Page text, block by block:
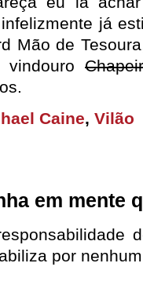
já
Mão de
vindouro
Caine, Vilão
em mente
por